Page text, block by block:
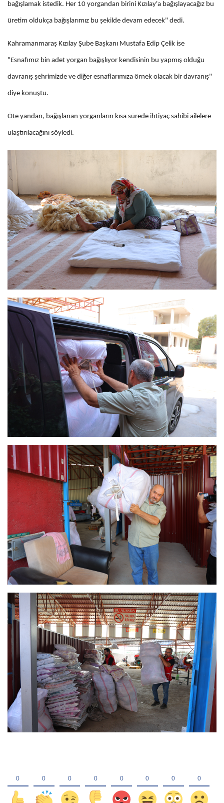
bağışlamak istedik. Her 10 yorgandan birini Kızılay'a bağışlayacağız bu
üretim oldukça bağışlarımız bu şekilde devam edecek" dedi.
Kahramanmaraş Kızılay Şube Başkanı Mustafa Edip Çelik ise
"Esnafımız bin adet yorgan bağışlıyor kendisinin bu yapmış olduğu
davranış şehrimizde ve diğer esnaflarımıza örnek olacak bir davranış"
diye konuştu.
Öte yandan, bağışlanan yorganların kısa sürede ihtiyaç sahibi ailelere
ulaştırılacağını söyledi.